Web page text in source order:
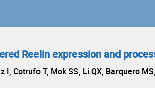
Reelin expression and
I, Cotrufo T, Mok SS, Li QX, Barquero